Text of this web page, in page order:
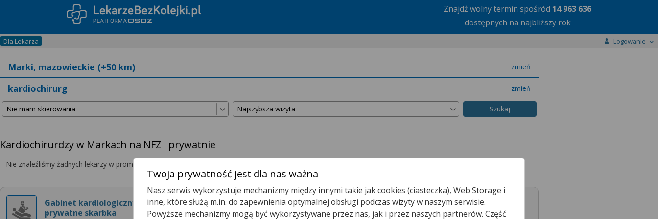
Znajdź wolny termin spośród 14 963 636
dostępnych na najbliższy rok
Dla Lekarza Logowanie
zmień
miasto
zmień
specjalizację
Kardiochirurdzy w Markach na NFZ i prywatnie
Nie znaleźliśmy żadnych lekarzy w promieniu
Gabinet kardiologiczny
prywatne skarbka
Poradnia Kardiologiczna
Twoja prywatność jest dla nas ważna
Nasz serwis wykorzystuje mechanizmy między innymi takie jak cookies (ciasteczka), Web Storage i
inne, które służą m.in. do zapewnienia optymalnej obsługi podczas wizyty w naszym serwisie.
Powyższe mechanizmy mogą być wykorzystywane przez nas, jak i przez naszych partnerów. Część